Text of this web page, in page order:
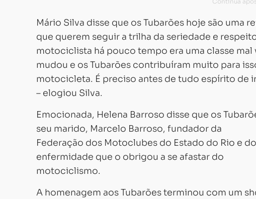
Mário Silva disse que os Tubarões hoje são
que querem seguir a trilha da seriedade e
motociclista há pouco tempo era uma classe
mudou e os Tubarões contribuíram muito para
motocicleta. É preciso antes de tudo espírito de
– elogiou Silva.
Emocionada, Helena Barroso disse que os
seu marido, Marcelo Barroso, fundador da
Federação dos Motoclubes do Estado do Rio e
enfermidade que o obrigou a se afastar do
motociclismo.
A homenagem aos Tubarões terminou com um